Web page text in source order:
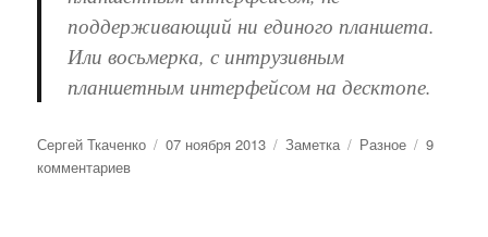
поддерживающий ни единого планшета.
Или восьмерка, с интрузивным
планшетным интерфейсом на десктопе.
Автор
Сергей Ткаченко Опубликовано
07 ноября 2013 Формат
Заметка Рубрики
Разное
9
комментариевк